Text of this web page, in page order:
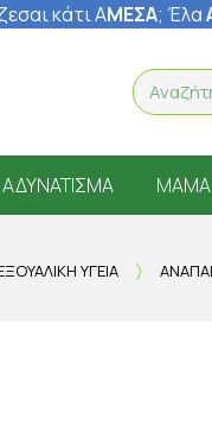
κάτι ΑΜΕΣΑ; Έλα
ΑΔΥΝΆΤΙΣΜΑ ΜΑΜΆ
ΥΓΕΊΑ